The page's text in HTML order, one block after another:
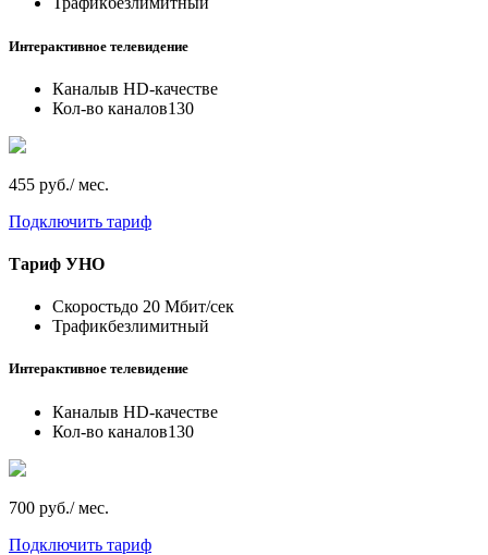
Интерактивное телевидение
Каналыв HD-качестве
Кол-во каналов130
455 руб./ мес.
Подключить тариф
Тариф УНО
Скоростьдо 20 Мбит/сек
Трафикбезлимитный
Интерактивное телевидение
Каналыв HD-качестве
Кол-во каналов130
700 руб./ мес.
Подключить тариф